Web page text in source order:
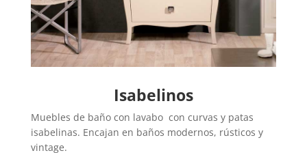
Isabelinos
Muebles de baño con lavabo con curvas y patas
isabelinas. Encajan en baños modernos, rústicos y
vintage.